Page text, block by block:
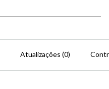
Atualizações (0)